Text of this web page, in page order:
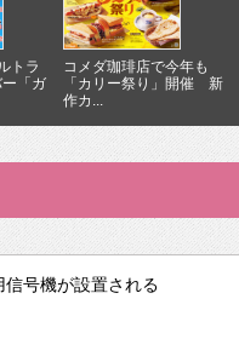
トラ
「ガ
コメダ珈琲店で今年も
「カリー祭り」開催 新
作カ...
号機が設置される